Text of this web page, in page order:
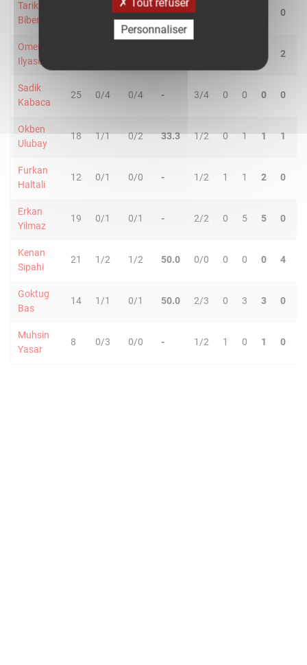
Tarik
Biberovic
0/4 11.1 4/4 0
Omer
Ilyasoglu
2
Sadik
Kabaca
25 0/4 0/4 - 3/4 0 0 0 0
Okben
Ulubay
18 1/1 0/2 33.3 1/2 0 1 1 1
Furkan
Haltali
12 0/1 0/0 - 1/2 1 1 2 0
Erkan
Yilmaz
19 0/1 0/1 - 2/2 0 5 5 0
Kenan
Sipahi
21 1/2 1/2 50.0 0/0 0 0 0 4
Goktug
Bas
14 1/1 0/1 50.0 2/3 0 3 3 0
Muhsin
Yasar
8 0/3 0/0 - 1/2 1 0 1 0
Tout refuser
Personnaliser